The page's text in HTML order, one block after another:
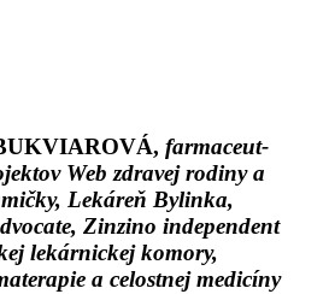
farmaceut-
Web zdravej rodiny a
Lekáreň Bylinka,
Zinzino independent
lekárnickej komory,
a celostnej medicíny